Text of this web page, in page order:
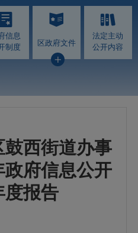
信息
制度
区政府文件
法定主动
公开内容
西街道办事
政府信息公开
度报告